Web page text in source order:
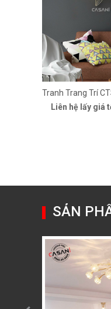
Tranh Trang Trí
Liên hệ lấy giá
SẢN